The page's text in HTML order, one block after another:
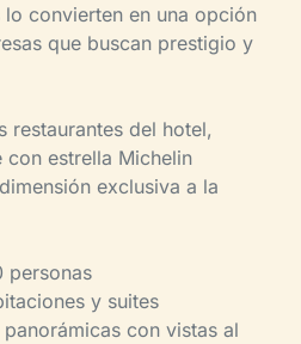
convierten en una opción
que buscan prestigio y
restaurantes del hotel,
con estrella Michelin
exclusiva a la
personas
y suites
con vistas al